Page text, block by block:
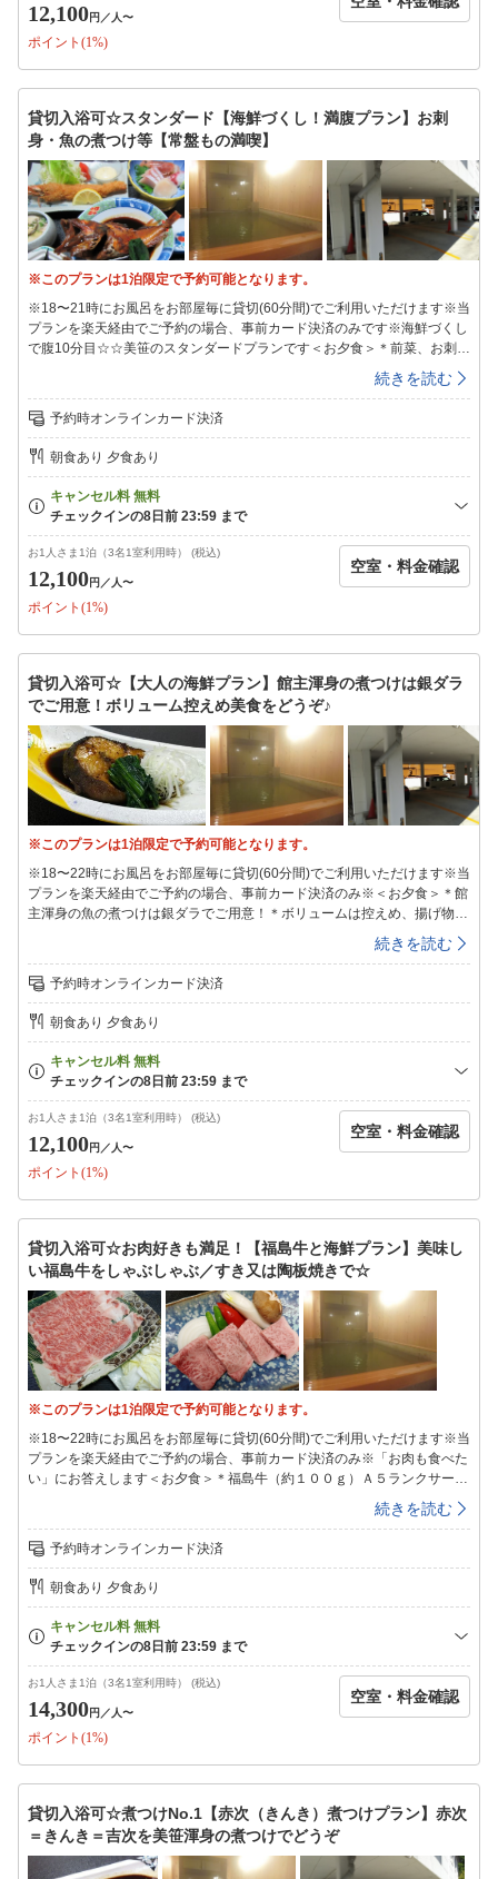
お新香…昔ながらの旅館の朝ご飯です＜お得なチケット＞※要予約フロン
ト（12-15時は旅館組合（湯本駅前））にて販売ハワイアンズ2day券大人
ンチとなります※布団なし幼児の布団持ち込みはご遠慮ください※咳の出
る方はマスクをご着用ください※18時までにご来館ください（18時を過
ぎた場合、貸切入浴はご利用いただけません）
12,100円 ／人〜
ポイント(1%)
貸切入浴可☆スタンダード【海鮮づくし！満腹プラン】お刺
身・魚の煮つけ等【常盤もの満喫】
※このプランは1泊限定で予約可能となります。
※18〜21時にお風呂をお部屋毎に貸切(60分間)でご利用いただけます※当
プランを楽天経由でご予約の場合、事前カード決済のみです※海鮮づくし
で腹10分目☆☆美笹のスタンダードプランです＜お夕食＞＊前菜、お刺
身、煮もの、揚げもの…海の幸づくし、お腹いっぱい☆＊好評の魚の煮つ
けも、もちろんご用意！＊食べ応え抜群！LittleBigエビフライ♪心のこもっ
たお料理は、多くのお客様にご好評いただいております。ご満足いただけ
る自信があります！！！※※当館自慢の煮つけのグレードアップもオスス
メ銀ダラにグレードアップ＋￥2，200（税込）※※ボリュームは控えめ
で！という方には「大人の海鮮プラン」がお勧め＜温泉＞チェックイン時
に貸切時間をお選び頂きます18〜21時（60分間）※先着順※15〜18時、
21時〜8:30は男女別のご利用となります香りも湯質も柔らかい湯本の硫黄
泉小さいからこその新鮮な源泉100％で疲れがとれます☆☆美笹のお風呂
は…小さめ＆景観はございませんm(__)m＜朝食＞焼魚、納豆、お新香…
昔ながらの旅館の朝ご飯です＜お得なチケット＞フロントにて販売※要予
約（12-15時は旅館組合（湯本駅前）にて販売）ハワイアンズ2day券アク
アマリン割引入場券※エレベーター、エスカレーターはございません※お
着用ください※18時までにご来館ください（18時を過ぎた場合、貸切入
浴はご利用いただけません）
続きを読む
予約時オンラインカード決済
朝食あり 夕食あり
お1人さま1泊（3名1室利用時） (税込)
12,100円 ／人〜
ポイント(1%)
空室・料金確認
貸切入浴可☆【大人の海鮮プラン】館主渾身の煮つけは銀ダラ
でご用意！ボリューム控えめ美食をどうぞ♪
※このプランは1泊限定で予約可能となります。
※18〜22時にお風呂をお部屋毎に貸切(60分間)でご利用いただけます※当
プランを楽天経由でご予約の場合、事前カード決済のみ※＜お夕食＞＊館
主渾身の魚の煮つけは銀ダラでご用意！＊ボリュームは控えめ、揚げ物は
提供なし(or少量)※普通の量を召し上がる方は海鮮づくし満腹プランでど
うぞ程よく脂ののった銀ダラの旨味と館主が心をこめて注ぎ足しでつくる
甘口の濃厚な地絶妙な調和☆お刺身、前菜、etc…美味しい海の幸に舌鼓
☆彡＜温泉＞チェックイン時に貸切時間をお選び頂きます18〜22時（60
分間）※先着順※15〜18時、22時〜8:30は男女別のご利用となります香
りも湯質も柔らかい湯本の硫黄泉小さいからこその新鮮な源泉100％で疲
れがとれます☆☆美笹のお風呂は…小さめ＆景観はございませんm(__)m
＜朝食＞焼魚、納豆、お新香…昔ながらの旅館の朝ご飯です＜お得なチケ
ット＞フロントにて販売※要予約（12-15時は旅館組合（湯本駅前）にて
販売）ハワイアンズ2day券アクアマリン割引入場券※エレベーター、エ
スカレーターはございません※お食事は1Fお食事処にご用意させていただ
きます※小学生は通常のお子様向け、幼児はお子様ランチとなります※布
団なし幼児の布団持ち込みはご遠慮ください※子供(小学生含む)用浴衣は
続きを読む
予約時オンラインカード決済
朝食あり 夕食あり
お1人さま1泊（3名1室利用時） (税込)
12,100円 ／人〜
ポイント(1%)
空室・料金確認
貸切入浴可☆お肉好きも満足！【福島牛と海鮮プラン】美味し
い福島牛をしゃぶしゃぶ／すき又は陶板焼きで☆
※このプランは1泊限定で予約可能となります。
※18〜22時にお風呂をお部屋毎に貸切(60分間)でご利用いただけます※当
プランを楽天経由でご予約の場合、事前カード決済のみ※「お肉も食べた
い」にお答えします＜お夕食＞＊福島牛（約１００ｇ）Ａ５ランクサーロ
イン柔らかくて臭みのない超絶美味なお肉です！あっさりしゃぶしゃぶ又
はジューシーに陶板焼きで召し上がれ！※1グループ内は、同じ調理法と
させて頂きます※ご指定がない場合は、陶板焼きでご用意させて頂きます
その他お刺身、前菜、etc…好評の魚の煮つけも☆※たくさん食べたい！
という方には「スタンダードプラン＋福島牛追加」もオススメ◎＜温泉＞
チェックイン時に貸切時間をお選び頂きます18〜22時（60分間）※先着
順※15〜18時、22時〜8:30は男女別のご利用となります香りも湯質も柔
らかい湯本の硫黄泉小さいからこその新鮮な源泉100％で疲れがとれます
☆美笹のお風呂は…小さめ＆景観はございませんm(__)m＜朝食＞焼魚、
納豆、お新香…昔ながらの旅館の朝ご飯です＜お得なチケット＞フロント
にて販売※要予約（12-15時は旅館組合（湯本駅前）にて販売）ハワイア
ンズ2day券アクアマリン割引入場券※エレベーター、エスカレーターは
ございません※お食事は1Fお食事処にご用意させていただきます※小学生
でにご来館ください（18時を過ぎた場合、貸切入浴はご利用いただけませ
ん）
続きを読む
予約時オンラインカード決済
朝食あり 夕食あり
お1人さま1泊（3名1室利用時） (税込)
14,300円 ／人〜
ポイント(1%)
空室・料金確認
貸切入浴可☆煮つけNo.1【赤次（きんき）煮つけプラン】赤次
＝きんき＝吉次を美笹渾身の煮つけでどうぞ